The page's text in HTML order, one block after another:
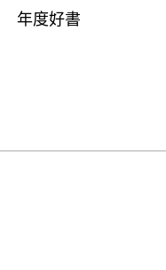
年度好書